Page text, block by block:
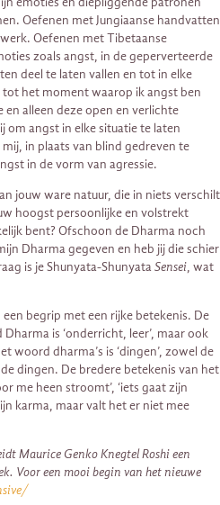
Oefenen met Jungiaanse handvatten
Oefenen met Tibetaanse
zoals angst, in de geperverteerde
deel te laten vallen en tot in elke
het moment waarop ik angst ben
alleen deze open en verlichte
om angst in elke situatie te laten
in plaats van blind gedreven te
in de vorm van agressie.
jouw ware natuur, die in niets verschilt
hoogst persoonlijke en volstrekt
bent? Ofschoon de Dharma noch
Dharma gegeven en heb jij die schier
is je Shunyata-ShunyataSensei, wat
begrip met een rijke betekenis. De
is ‘onderricht, leer’, maar ook
woord dharma’s is ‘dingen’, zowel de
dingen. De bredere betekenis van het
me heen stroomt’, ‘iets gaat zijn
karma, maar valt het er niet mee
Maurice Genko Knegtel Roshi een
Voor een mooi begin van het nieuwe